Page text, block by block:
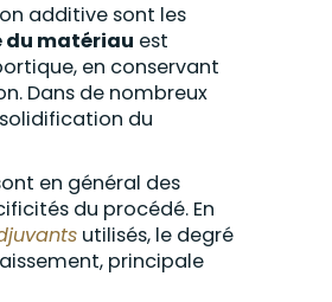
additive sont les
du matériau est
en conservant
Dans de nombreux
du
en général des
du procédé. En
utilisés, le degré
principale